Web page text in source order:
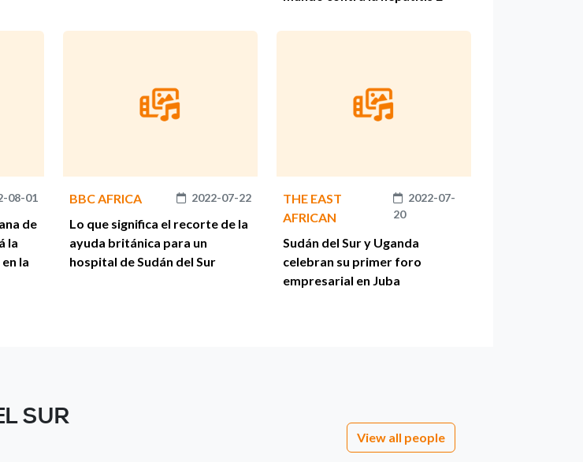
08-01
de
la
la
BBC AFRICA 2022-07-22
Lo que significa el recorte de la
ayuda británica para un
hospital de Sudán del Sur
THE EAST
AFRICAN
2022-07-
20
Sudán del Sur y Uganda
celebran su primer foro
empresarial en Juba
SUR
View all people